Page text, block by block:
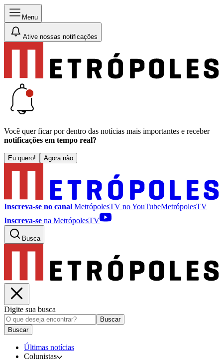
Menu
Ative nossas notificações
Você quer ficar por dentro das notícias mais importantes e receber
notificações em tempo real?
Eu quero! Agora não
Inscreva-se no canal MetrópolesTV noYouTubeMetrópolesTV
Inscreva-se na MetrópolesTV
Busca
Digite sua busca
Buscar
Buscar
Últimas notícias
Colunistas